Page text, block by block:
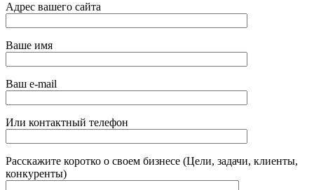
Адрес вашего сайта
Ваше имя
Ваш e-mail
Или контактный телефон
Расскажите коротко о своем бизнесе (Цели, задачи, клиенты,
конкуренты)